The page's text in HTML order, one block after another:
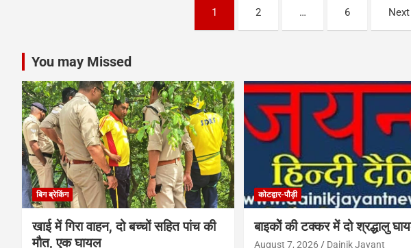
1 2 … 6 Next
You may Missed
बिग ब्रेकिंग
खाई में गिरा वाहन, दो बच्चों सहित पांच की
मौत, एक घायल
कोटद्वार-पौड़ी
बाइकोें की टक्कर में दो श्रद्धालु
August 7, 2026 Dainik Jayant